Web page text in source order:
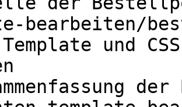
bearbeiten/
Template und